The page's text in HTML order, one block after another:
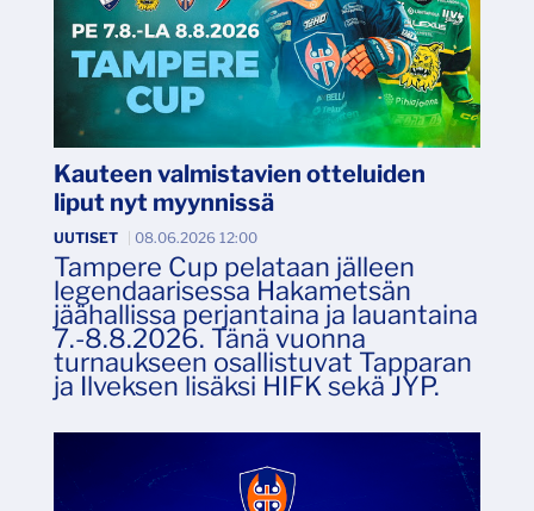
Kauteen valmistavien otteluiden
liput nyt myynnissä
UUTISET | 08.06.2026 12:00
Tampere Cup pelataan jälleen
legendaarisessa Hakametsän
jäähallissa perjantaina ja lauantaina
7.-8.8.2026. Tänä vuonna
turnaukseen osallistuvat Tapparan
ja Ilveksen lisäksi HIFK sekä JYP.